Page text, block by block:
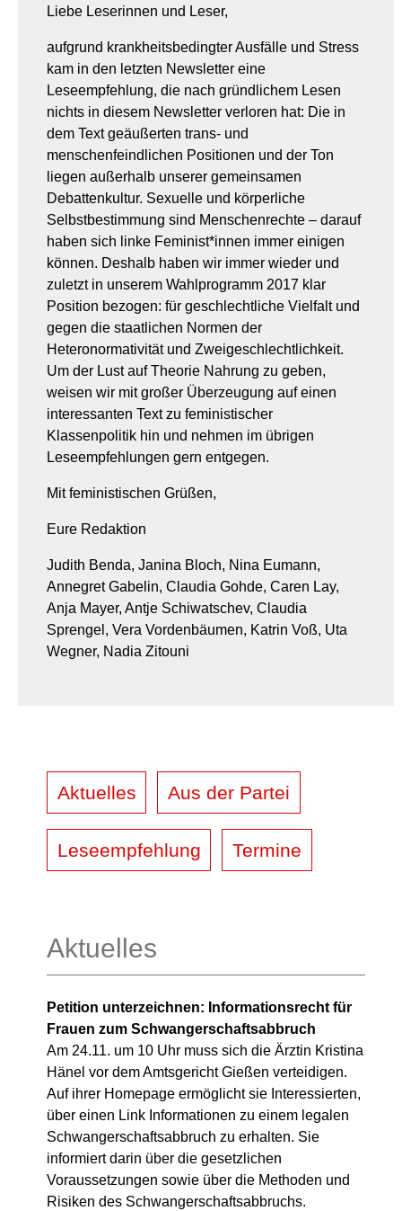
Liebe Leserinnen und Leser,
aufgrund krankheitsbedingter Ausfälle und Stress
kam in den letzten Newsletter eine
Leseempfehlung, die nach gründlichem Lesen
nichts in diesem Newsletter verloren hat: Die in
dem Text geäußerten trans- und
menschenfeindlichen Positionen und der Ton
liegen außerhalb unserer gemeinsamen
Debattenkultur. Sexuelle und körperliche
Selbstbestimmung sind Menschenrechte – darauf
haben sich linke Feminist*innen immer einigen
können. Deshalb haben wir immer wieder und
zuletzt in unserem Wahlprogramm 2017 klar
Position bezogen: für geschlechtliche Vielfalt und
gegen die staatlichen Normen der
Heteronormativität und Zweigeschlechtlichkeit.
Um der Lust auf Theorie Nahrung zu geben,
weisen wir mit großer Überzeugung auf einen
interessanten Text zu feministischer
Klassenpolitik hin und nehmen im übrigen
Leseempfehlungen gern entgegen.
Mit feministischen Grüßen,
Eure Redaktion
Judith Benda, Janina Bloch, Nina Eumann,
Annegret Gabelin, Claudia Gohde, Caren Lay,
Anja Mayer, Antje Schiwatschev, Claudia
Sprengel, Vera Vordenbäumen, Katrin Voß, Uta
Wegner, Nadia Zitouni
Aktuelles Aus der Partei
Leseempfehlung Termine
Aktuelles
Petition unterzeichnen: Informationsrecht für
Frauen zum Schwangerschaftsabbruch
Am 24.11. um 10 Uhr muss sich die Ärztin Kristina
Hänel vor dem Amtsgericht Gießen verteidigen.
Auf ihrer Homepage ermöglicht sie Interessierten,
über einen Link Informationen zu einem legalen
Schwangerschaftsabbruch zu erhalten. Sie
informiert darin über die gesetzlichen
Voraussetzungen sowie über die Methoden und
Risiken des Schwangerschaftsabbruchs.